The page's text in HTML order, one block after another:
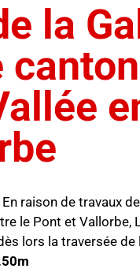
la
raison de travaux
le Pont et Vallorbe,
lors la traversée de